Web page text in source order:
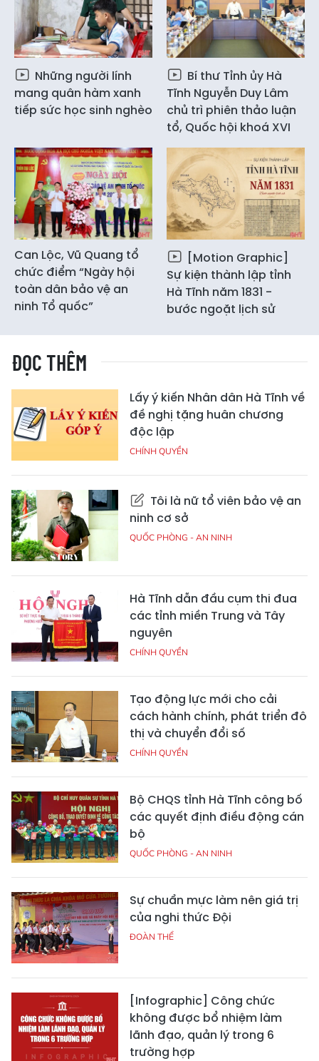
Những người lính
mang quân hàm xanh
tiếp sức học sinh nghèo
Bí thư Tỉnh ủy Hà
Tĩnh Nguyễn Duy Lâm
chủ trì phiên thảo luận
tổ, Quốc hội khoá XVI
Can Lộc, Vũ Quang tổ
chức điểm “Ngày hội
toàn dân bảo vệ an
ninh Tổ quốc”
[Motion Graphic]
Sự kiện thành lập tỉnh
Hà Tĩnh năm 1831 -
bước ngoặt lịch sử
ĐỌC THÊM
Lấy ý kiến Nhân dân Hà Tĩnh về
đề nghị tặng huân chương
độc lập
CHÍNH QUYỀN
Tôi là nữ tổ viên bảo vệ an
ninh cơ sở
QUỐC PHÒNG - AN NINH
Hà Tĩnh dẫn đầu cụm thi đua
các tỉnh miền Trung và Tây
nguyên
CHÍNH QUYỀN
Tạo động lực mới cho cải
cách hành chính, phát triển đô
thị và chuyển đổi số
CHÍNH QUYỀN
Bộ CHQS tỉnh Hà Tĩnh công bố
các quyết định điều động cán
bộ
QUỐC PHÒNG - AN NINH
Sự chuẩn mực làm nên giá trị
của nghi thức Đội
ĐOÀN THỂ
[Infographic] Công chức
không được bổ nhiệm làm
lãnh đạo, quản lý trong 6
trường hợp